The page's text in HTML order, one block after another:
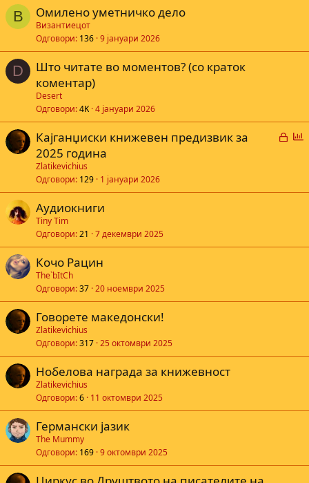
В Омилено уметничко дело
Византиецот
Одговори 136 9 јануари 2026
D
Што читате во моментов? (со краток
коментар)
Desert
Одговори 4K 4 јануари 2026
З
у
а
Г
а
Кајганџиски книжевен предизвик за
2025 година
Zlatikevichius
Одговори 129 1 јануари 2026
Аудиокниги
Tiny Tim
Одговори 21 7 декември 2025
Кочо Рацин
The`bItCh
Одговори 37 20 ноември 2025
Говорете македонски!
Zlatikevichius
Одговори 317 25 октомври 2025
Нобелова награда за книжевност
Zlatikevichius
Одговори 6 11 октомври 2025
Германски јазик
The Mummy
Одговори 169 9 октомври 2025